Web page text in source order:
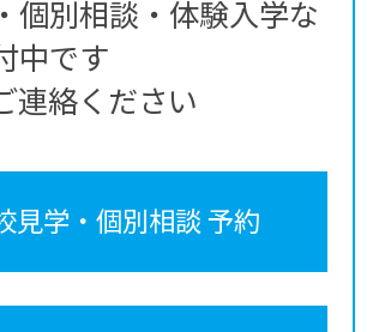
個別相談・体験入学な
中です
連絡ください
見学・個別相談 予約